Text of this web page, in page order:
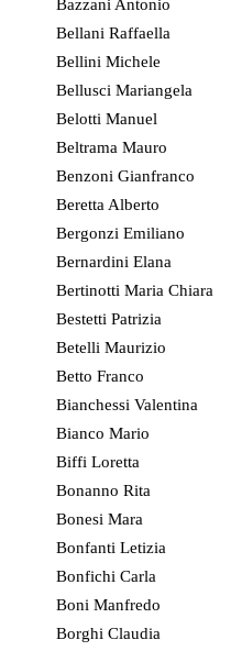
Bazzani Antonio
Bellani Raffaella
Bellini Michele
Bellusci Mariangela
Belotti Manuel
Beltrama Mauro
Benzoni Gianfranco
Beretta Alberto
Bergonzi Emiliano
Bernardini Elana
Bertinotti Maria Chiara
Bestetti Patrizia
Betelli Maurizio
Betto Franco
Bianchessi Valentina
Bianco Mario
Biffi Loretta
Bonanno Rita
Bonesi Mara
Bonfanti Letizia
Bonfichi Carla
Boni Manfredo
Borghi Claudia